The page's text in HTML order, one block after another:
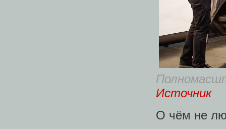
Источник
О чём не